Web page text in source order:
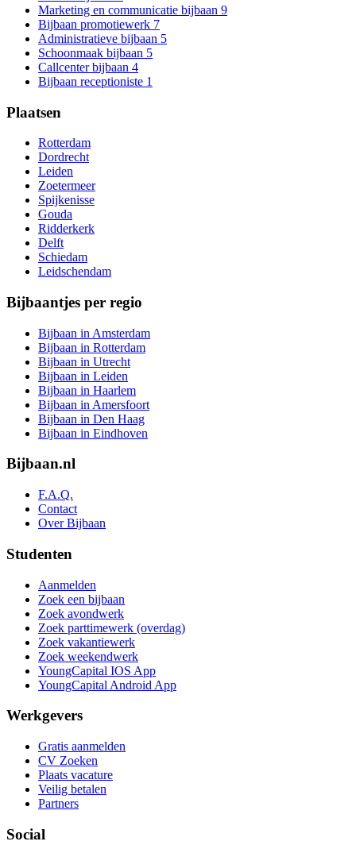
Marketing en communicatie bijbaan 9
Bijbaan promotiewerk 7
Administratieve bijbaan 5
Schoonmaak bijbaan 5
Callcenter bijbaan 4
Bijbaan receptioniste 1
Plaatsen
Rotterdam
Dordrecht
Leiden
Zoetermeer
Spijkenisse
Gouda
Ridderkerk
Delft
Schiedam
Leidschendam
Bijbaantjes per regio
Bijbaan in Amsterdam
Bijbaan in Rotterdam
Bijbaan in Utrecht
Bijbaan in Leiden
Bijbaan in Haarlem
Bijbaan in Amersfoort
Bijbaan in Den Haag
Bijbaan in Eindhoven
Bijbaan.nl
F.A.Q.
Contact
Over Bijbaan
Studenten
Aanmelden
Zoek een bijbaan
Zoek avondwerk
Zoek parttimewerk (overdag)
Zoek vakantiewerk
Zoek weekendwerk
YoungCapital IOS App
YoungCapital Android App
Werkgevers
Gratis aanmelden
CV Zoeken
Plaats vacature
Veilig betalen
Partners
Social